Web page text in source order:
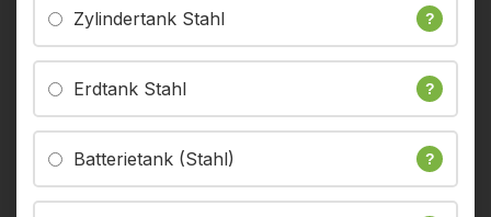
Zylindertank Stahl ?
Erdtank Stahl ?
Batterietank (Stahl) ?